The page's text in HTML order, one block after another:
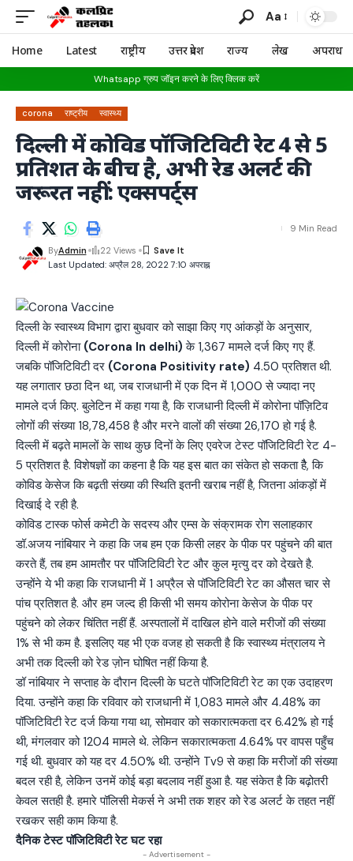
Aa
Home Latest राष्ट्रीय उत्तर प्रदेश राज्य लेख अपराध
Whatsapp ग्रुप जॉइन करने के लिए क्लिक करें
corona राष्ट्रीय स्वास्थ्य
दिल्ली में कोविड पॉजिटिविटी रेट 4 से 5
प्रतिशत के बीच है, अभी रेड अलर्ट की
जरूरत नहीं: एक्सपर्ट्स
Last Updated: अप्रैल 28, 2022 7:10 अपराह्न
ByAdmin 22 Views
9 Min Read
दिल्ली के स्वास्थ्य विभाग द्वारा बुधवार को साझा किए गए आंकड़ों के अनुसार,
दिल्ली में कोरोना (Corona In delhi) के 1,367 मामले दर्ज किए गए हैं.
जबकि पॉजिटिविटी दर (Corona Positivity rate) 4.50 प्रतिशत थी.
यह लगातार छठा दिन था, जब राजधानी में एक दिन में 1,000 से ज्यादा नए
मामले दर्ज किए. बुलेटिन में कहा गया है, कि राजधानी दिल्ली में कोरोना पॉज़िटिव
लोगों की संख्या 18,78,458 है और मरने वालों की संख्या 26,170 हो गई है.
दिल्ली में बढ़ते मामलों के साथ कुछ दिनों के लिए एवरेज टेस्ट पॉजिटिविटी रेट 4-
5 प्रतिशत है. विशेषज्ञों का कहना है कि यह इस बात का संकेत हो सकता हैै, कि
कोविड केसेज कि बढ़ती संख्या की स्थिति इतनी खराब नहीं है, जितना आंकड़ों में
दिखाई दे रही है.
कोविड टास्क फोर्स कमेटी के सदस्य और एम्स के संक्रामक रोग सलाहकार
डॉ.अजय नांबियार ने कहा कि जब हम एक किसी लहर के पीक पर पहुंचने की बात
करते हैं, तब हम आमतौर पर पॉजिटिविटी रेट और कुल मृत्यु दर को देखते है.
उन्होंने ये भी कहा कि राजधानी में 1 अप्रैल से पॉजिटिविटी रेट का औसत चार से
पांच प्रतिशत है. और हम जल्द ही किसी भी समय कोरोना केसेज के पीक पर
पहुंचने को लेकर चिंतित नहीं हैं. अस्पतालों में दाखिल होने वाले मरीजों की संख्या
1% से भी कम है. इसलिए यह भी एक वजह हो सकती है कि स्वास्थ्य मंत्रालय ने
अभी तक दिल्ली को रेड ज़ोन घोषित नहीं किया है.
डॉ नांबियार ने सप्ताह के दौरान दिल्ली के घटते पॉजिटिविटी रेट का एक उदाहरण
दिया. उन्होंने कहा कि रविवार को राजधानी में 1,083 मामले और 4.48% का
पॉजिटिविटी रेट दर्ज किया गया था, सोमवार को सकारात्मकता दर 6.42% हो गई
थी, मंगलवार को 1204 मामले थे. लेकिन सकारात्मकता 4.64% पर वापस पहुँच
गई थी. बुधवार को यह दर 4.50% थी. उन्होंने Tv9 से कहा कि मरीजों की संख्या
बदल रही है, लेकिन उनमें कोई बड़ा बदलाव नहीं हुआ है. यह संकेत है कि बढ़ोतरी
केवल सतही है. हमारे पॉलिसी मेकर्स ने अभी तक शहर को रेड अलर्ट के तहत नहीं
रखकर सही काम किया है.
दैनिक टेस्ट पॉजिटिविटी रेट घट रहा
- Advertisement -